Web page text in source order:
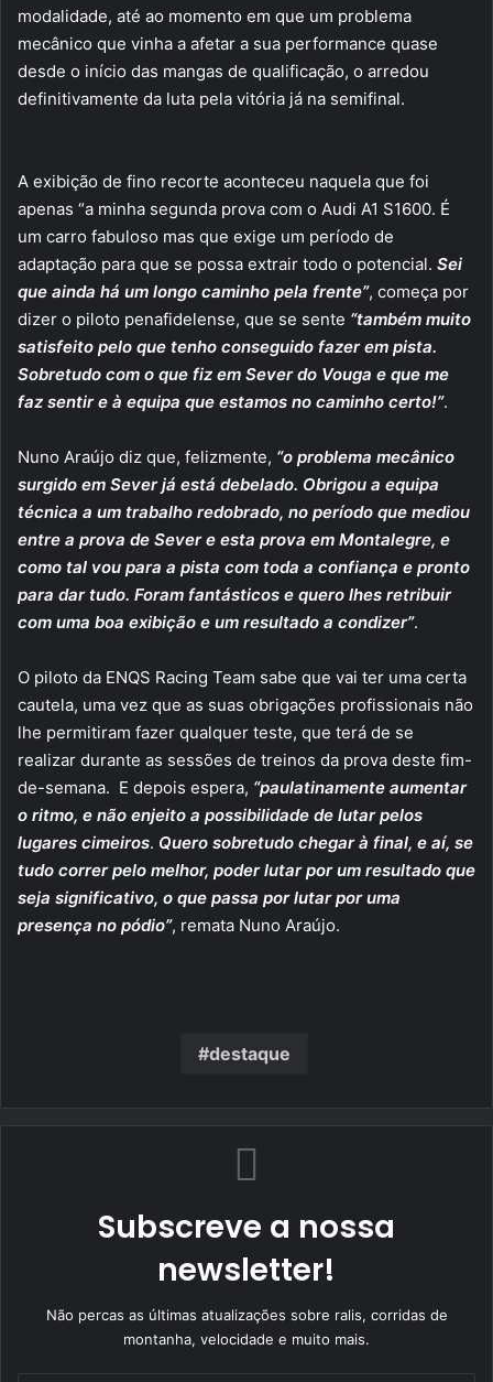
modalidade, até ao momento em que um problema
mecânico que vinha a afetar a sua performance quase
desde o início das mangas de qualificação, o arredou
definitivamente da luta pela vitória já na semifinal.
A exibição de fino recorte aconteceu naquela que foi
apenas “a minha segunda prova com o Audi A1 S1600. É
um carro fabuloso mas que exige um período de
adaptação para que se possa extrair todo o potencial. Sei
que ainda há um longo caminho pela frente”, começa por
dizer o piloto penafidelense, que se sente “também muito
satisfeito pelo que tenho conseguido fazer em pista.
Sobretudo com o que fiz em Sever do Vouga e que me
faz sentir e à equipa que estamos no caminho certo!”.
Nuno Araújo diz que, felizmente, “o problema mecânico
surgido em Sever já está debelado. Obrigou a equipa
técnica a um trabalho redobrado, no período que mediou
entre a prova de Sever e esta prova em Montalegre, e
como tal vou para a pista com toda a confiança e pronto
para dar tudo. Foram fantásticos e quero lhes retribuir
com uma boa exibição e um resultado a condizer”.
O piloto da ENQS Racing Team sabe que vai ter uma certa
cautela, uma vez que as suas obrigações profissionais não
lhe permitiram fazer qualquer teste, que terá de se
realizar durante as sessões de treinos da prova deste fim-
de-semana. E depois espera, “paulatinamente aumentar
o ritmo, e não enjeito a possibilidade de lutar pelos
lugares cimeiros. Quero sobretudo chegar à final, e aí, se
tudo correr pelo melhor, poder lutar por um resultado que
seja significativo, o que passa por lutar por uma
presença no pódio”, remata Nuno Araújo.
destaque
Subscreve a nossa
newsletter!
Não percas as últimas atualizações sobre ralis, corridas de
montanha, velocidade e muito mais.